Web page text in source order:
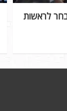
קינן נבחר לראשות